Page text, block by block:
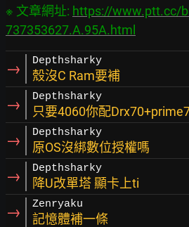
※ 文章網址: https://www.ptt.cc/
737353627.A.95A.html
→ Depthsharky
殼沒C Ram要補
→ Depthsharky
只要4060你配
→ Depthsharky
原OS沒綁數位授權嗎
→ Depthsharky
降U改單塔 顯卡上ti
→ Zenryaku
記憶體補一條